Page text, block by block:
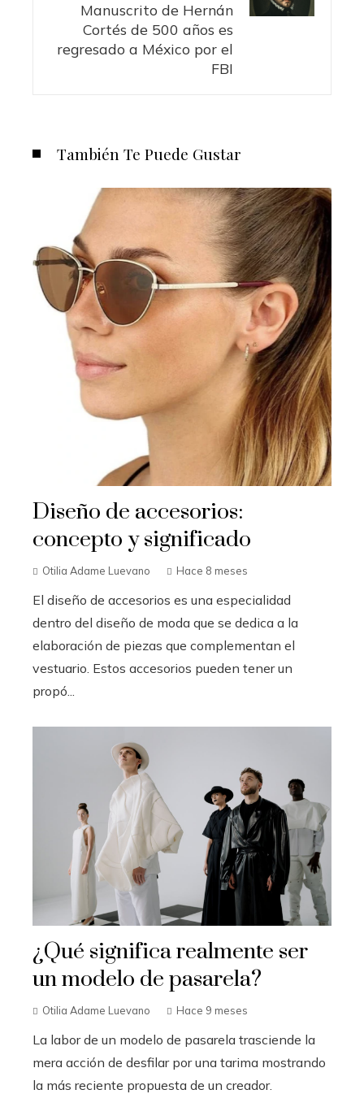
Manuscrito de Hernán
Cortés de 500 años es
regresado a México por el
FBI
También Te Puede Gustar
Diseño de accesorios:
concepto y significado
Otilia Adame Luevano Hace 8 meses
El diseño de accesorios es una especialidad
dentro del diseño de moda que se dedica a la
elaboración de piezas que complementan el
vestuario. Estos accesorios pueden tener un
propó...
¿Qué significa realmente ser
un modelo de pasarela?
Otilia Adame Luevano Hace 9 meses
La labor de un modelo de pasarela trasciende la
mera acción de desfilar por una tarima mostrando
la más reciente propuesta de un creador.